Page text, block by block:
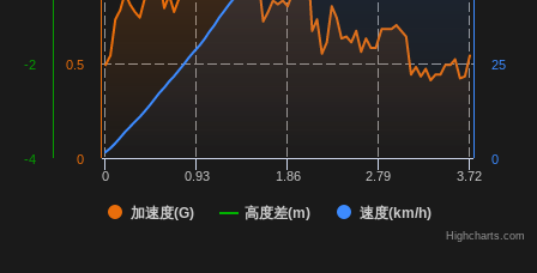
加速度(G) 高度差(m) 速度(km/h)
0 0.93 1.86 2.79 3.72
0
0.5
-4
-2
0
25
Highcharts.com